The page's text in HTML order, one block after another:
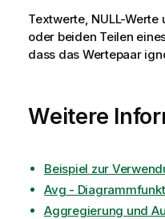
Textwerte, NULL-Werte
oder beiden Teilen
dass das Wertepaar
Weitere
Beispiel zur
Avg -
Aggregierung und